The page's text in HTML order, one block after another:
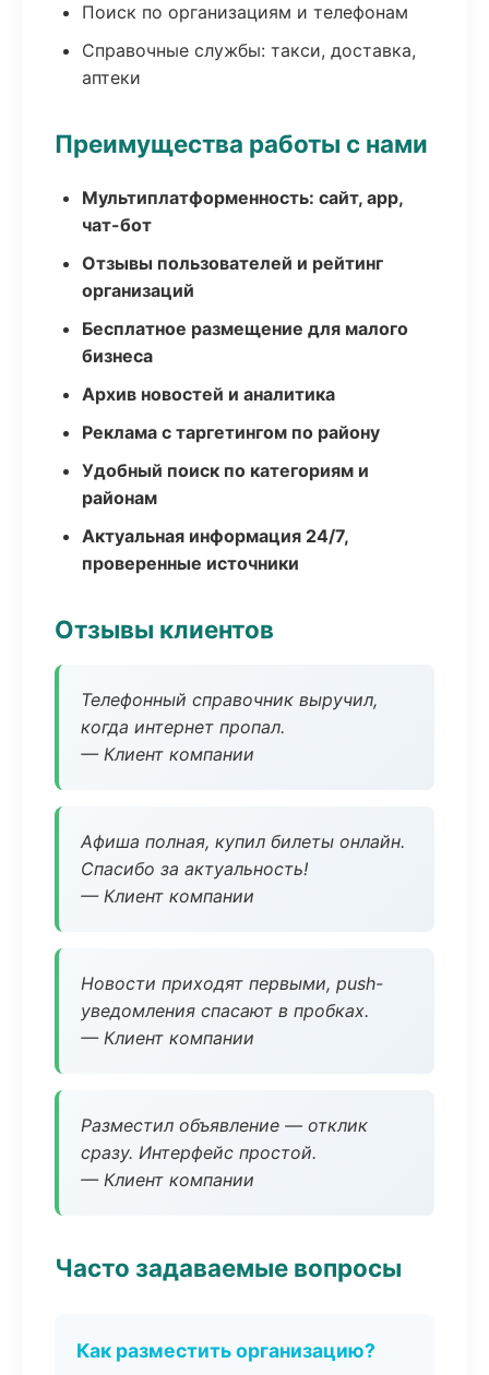
Поиск по организациям и телефонам
Справочные службы: такси, доставка,
аптеки
Преимущества работы с нами
Мультиплатформенность: сайт, app,
чат-бот
Отзывы пользователей и рейтинг
организаций
Бесплатное размещение для малого
бизнеса
Архив новостей и аналитика
Реклама с таргетингом по району
Удобный поиск по категориям и
районам
Актуальная информация 24/7,
проверенные источники
Отзывы клиентов
Телефонный справочник выручил,
когда интернет пропал.
— Клиент компании
Афиша полная, купил билеты онлайн.
Спасибо за актуальность!
— Клиент компании
Новости приходят первыми, push-
уведомления спасают в пробках.
— Клиент компании
Разместил объявление — отклик
сразу. Интерфейс простой.
— Клиент компании
Часто задаваемые вопросы
Как разместить организацию?